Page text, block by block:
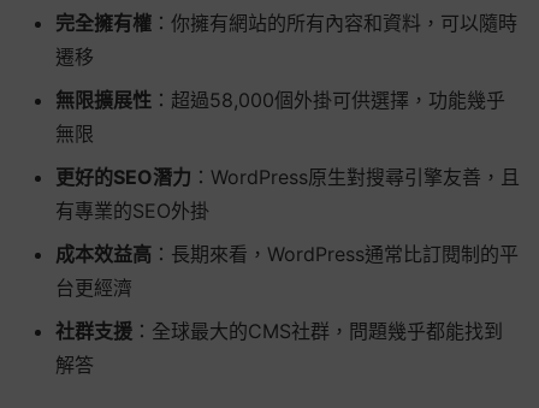
完全擁有權 ：你擁有網站的所有內容和資料，可以隨時
遷移
無限擴展性 ：超過58,000個外掛可供選擇，功能幾乎
無限
更好的SEO潛力 ：WordPress原生對搜尋引擎友善，且
有專業的SEO外掛
成本效益高 ：長期來看，WordPress通常比訂閱制的平
台更經濟
社群支援 ：全球最大的CMS社群，問題幾乎都能找到
解答